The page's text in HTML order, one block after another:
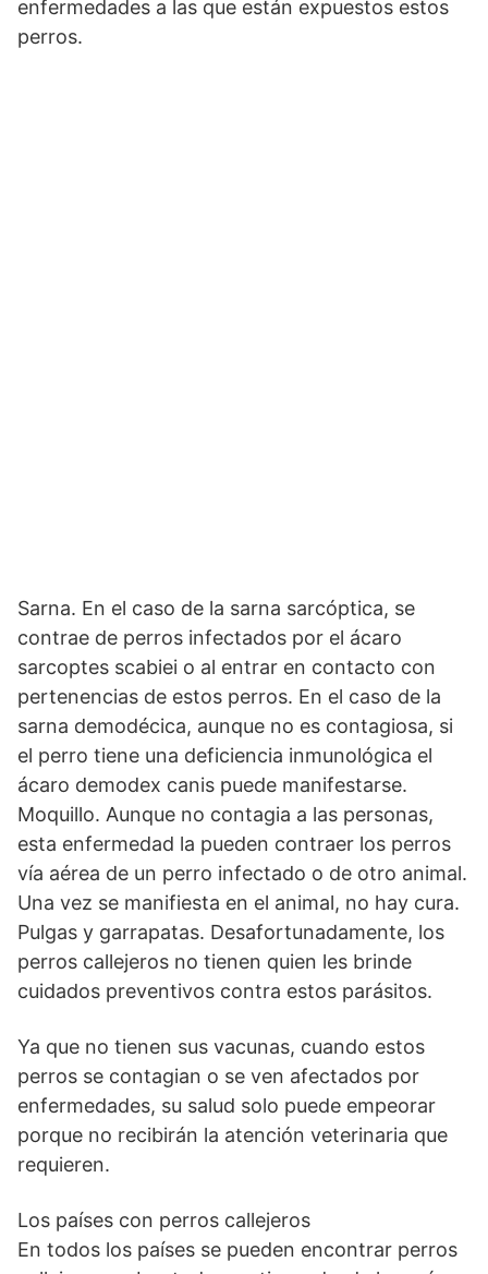
enfermedades a las que están expuestos estos
perros.
Sarna. En el caso de la sarna sarcóptica, se
contrae de perros infectados por el ácaro
sarcoptes scabiei o al entrar en contacto con
pertenencias de estos perros. En el caso de la
sarna demodécica, aunque no es contagiosa, si
el perro tiene una deficiencia inmunológica el
ácaro demodex canis puede manifestarse.
Moquillo. Aunque no contagia a las personas,
esta enfermedad la pueden contraer los perros
vía aérea de un perro infectado o de otro animal.
Una vez se manifiesta en el animal, no hay cura.
Pulgas y garrapatas. Desafortunadamente, los
perros callejeros no tienen quien les brinde
cuidados preventivos contra estos parásitos.
Ya que no tienen sus vacunas, cuando estos
perros se contagian o se ven afectados por
enfermedades, su salud solo puede empeorar
porque no recibirán la atención veterinaria que
requieren.
Los países con perros callejeros
En todos los países se pueden encontrar perros